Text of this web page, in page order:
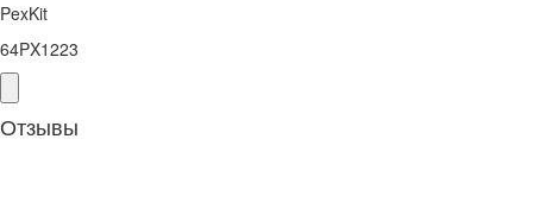
PexKit
64PX1223
Отзывы